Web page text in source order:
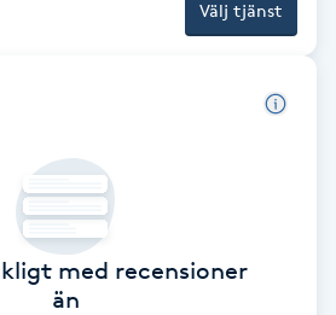
Välj tjänst
med recensioner
än